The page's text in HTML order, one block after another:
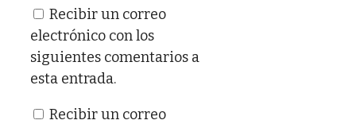
Recibir un correo
electrónico con los
siguientes comentarios a
esta entrada.
Recibir un correo